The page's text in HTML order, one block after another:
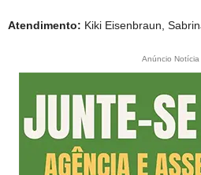
Atendimento: Kiki Eisenbraun,
Anúncio Notícia